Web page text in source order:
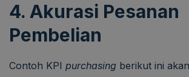
4. Akurasi Pesanan
Pembelian
Contoh KPI purchasing berikut ini